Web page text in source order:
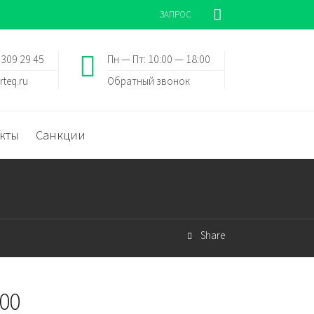
ЗАПРОС
Пн — Пт: 10:00 — 18:00
Обратный звонок
29 45
Санкции
Share